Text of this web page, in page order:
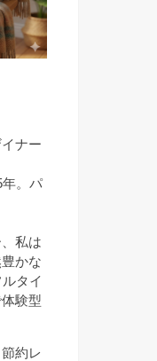
ナー
。パ
私は
かな
タイ
験型
約レ